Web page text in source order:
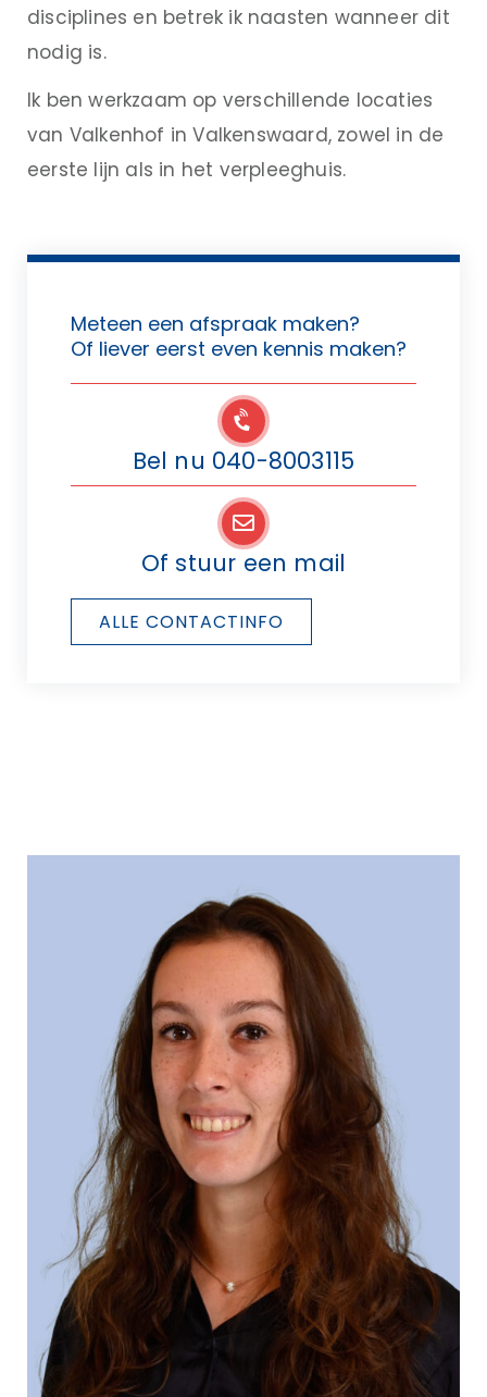
disciplines en betrek ik naasten wanneer dit
nodig is.
Ik ben werkzaam op verschillende locaties
van Valkenhof in Valkenswaard, zowel in de
eerste lijn als in het verpleeghuis.
Meteen een afspraak maken?
Of liever eerst even kennis maken?
Bel nu 040-8003115
Of stuur een mail
ALLE CONTACTINFO